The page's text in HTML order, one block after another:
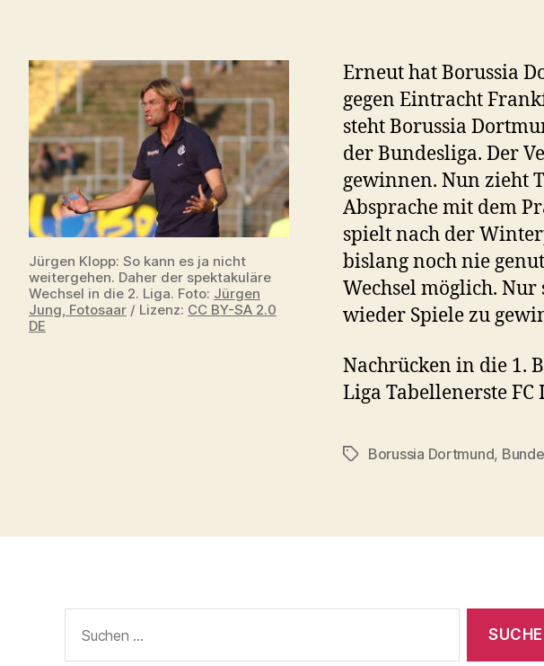
Jürgen Klopp: So kann es ja nicht
weitergehen. Daher der spektakuläre
Wechsel in die 2. Liga. Foto: Jürgen
Jung, Fotosaar / Lizenz: CC BY-SA 2.0
DE
Erneut hat Borussia
gegen Eintracht
steht Borussia
der Bundesliga. Der
gewinnen. Nun zieht
Absprache mit dem
spielt nach der
bislang noch nie
Wechsel möglich. Nur
wieder Spiele zu
Nachrücken in die 1.
Liga Tabellenerste FC
Schlagwörter
Borussia Dortmund,
nach: